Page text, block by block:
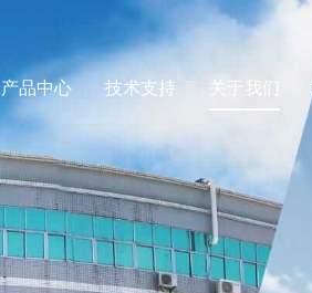
产品中心 技术支持 关于我们